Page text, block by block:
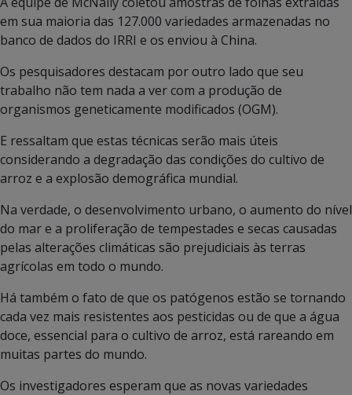
em sua maioria das 127.000 variedades armazenadas no
banco de dados do IRRI e os enviou à China.
Os pesquisadores destacam por outro lado que seu
trabalho não tem nada a ver com a produção de
organismos geneticamente modificados (OGM).
E ressaltam que estas técnicas serão mais úteis
considerando a degradação das condições do cultivo de
arroz e a explosão demográfica mundial.
Na verdade, o desenvolvimento urbano, o aumento do nível
do mar e a proliferação de tempestades e secas causadas
pelas alterações climáticas são prejudiciais às terras
agrícolas em todo o mundo.
Há também o fato de que os patógenos estão se tornando
cada vez mais resistentes aos pesticidas ou de que a água
doce, essencial para o cultivo de arroz, está rareando em
muitas partes do mundo.
Os investigadores esperam que as novas variedades